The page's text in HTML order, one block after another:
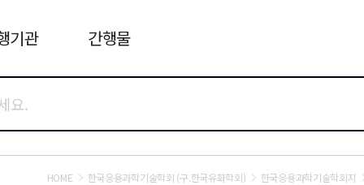
기관 간행물
HOME 한국응용과학기술학회 (구.한국유화학회) 한국응용과학기술학회지